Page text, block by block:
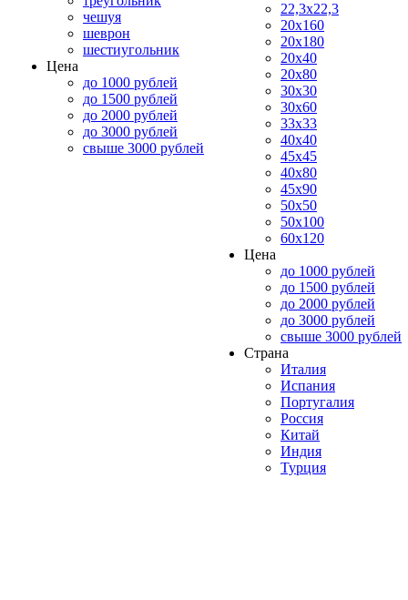
чешуя
шеврон
шестиугольник
Цена
до 1000 рублей
до 1500 рублей
до 2000 рублей
до 3000 рублей
свыше 3000 рублей
22,3x22,3
20x160
20x180
20x40
20x80
30x30
30x60
33x33
40x40
45x45
40x80
45x90
50x50
50x100
60x120
Цена
до 1000 рублей
до 1500 рублей
до 2000 рублей
до 3000 рублей
свыше 3000 рублей
Страна
Италия
Испания
Португалия
Россия
Китай
Индия
Турция